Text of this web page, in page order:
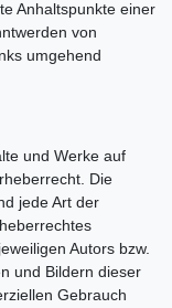
Anhaltspunkte einer
von
umgehend
und Werke auf
Die
jede Art der
Autors bzw.
und Bildern dieser
Gebrauch